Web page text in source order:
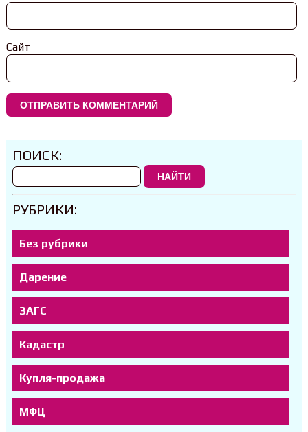
Сайт
ПОИСК:
НАЙТИ
РУБРИКИ:
Без рубрики
Дарение
ЗАГС
Кадастр
Купля-продажа
МФЦ